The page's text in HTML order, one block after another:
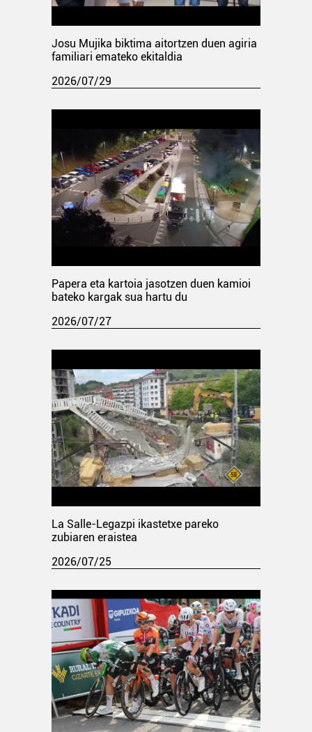
Josu Mujika biktima aitortzen duen agiria
familiari emateko ekitaldia
2026/07/29
Papera eta kartoia jasotzen duen kamioi
bateko kargak sua hartu du
2026/07/27
La Salle-Legazpi ikastetxe pareko
zubiaren eraistea
2026/07/25